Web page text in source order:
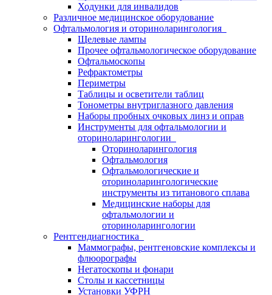
Ходунки для инвалидов
Различное медицинское оборудование
Офтальмология и оториноларингология
Щелевые лампы
Прочее офтальмологическое оборудование
Офтальмоскопы
Рефрактометры
Периметры
Таблицы и осветители таблиц
Тонометры внутриглазного давления
Наборы пробных очковых линз и оправ
Инструменты для офтальмологии и
оториноларингологии
Оториноларингология
Офтальмология
Офтальмологические и
оториноларингологические
инструменты из титанового сплава
Медицинские наборы для
офтальмологии и
оториноларингологии
Рентгендиагностика
Маммографы, рентгеновские комплексы и
флюорографы
Негатоскопы и фонари
Столы и кассетницы
Установки УФРН